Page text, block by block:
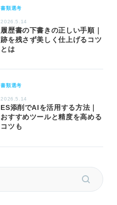
書類選考
2026.5.14
履歴書の下書きの正しい手順｜
跡を残さず美しく仕上げるコツ
とは
書類選考
2026.5.14
ES添削でAIを活用する方法｜
おすすめツールと精度を高める
コツも